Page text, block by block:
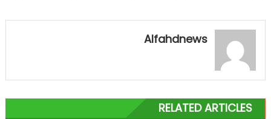
Alfahdnews
RELATED ARTICLES